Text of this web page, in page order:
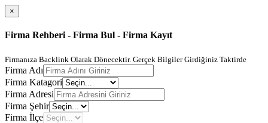
×
Firma Rehberi - Firma Bul - Firma Kayıt
Firmanıza Backlink Olarak Dönecektir. Gerçek Bilgiler Girdiğiniz Taktirde
Firma Adı
Firma Katagori
Firma Adresi
Firma Şehir
Firma İlçe